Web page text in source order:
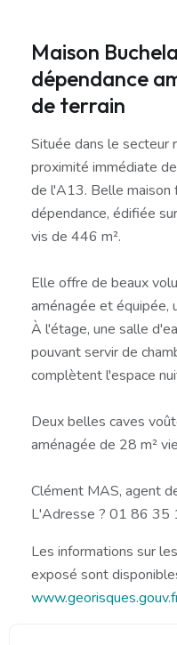
Maison
dépendance
de terrain
Située dans le secteur
proximité immédiate
de l'A13. Belle maison
dépendance, édifiée
vis de 446 m².
Elle offre de beaux
aménagée et équipée,
À l'étage, une salle
pouvant servir de
complètent l'espace
Deux belles caves
aménagée de 28 m²
Clément MAS, agent
L'Adresse ? 01 86 35
Les informations sur
exposé sont